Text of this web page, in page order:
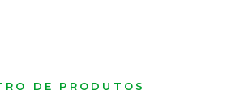
DE PRODUTOS